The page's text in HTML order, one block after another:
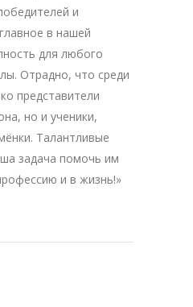
и
в нашей
для любого
Отрадно, что среди
представители
но и ученики,
Талантливые
задача помочь им
и в жизнь!»